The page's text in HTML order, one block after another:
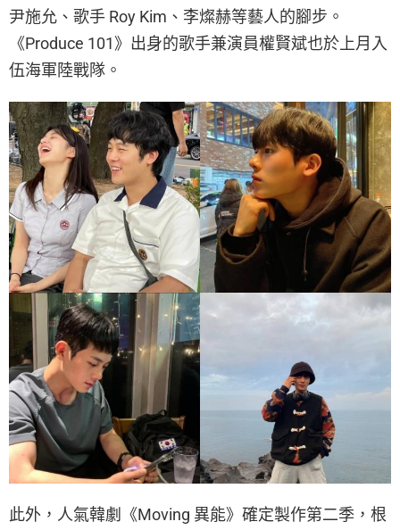
尹施允、歌手 Roy Kim、李燦赫等藝人的腳步。
《Produce 101》出身的歌手兼演員權賢斌也於上月入
伍海軍陸戰隊。
此外，人氣韓劇《Moving 異能》確定製作第二季，根